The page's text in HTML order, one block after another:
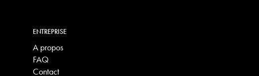
ENTREPRISE
A propos
FAQ
Contact